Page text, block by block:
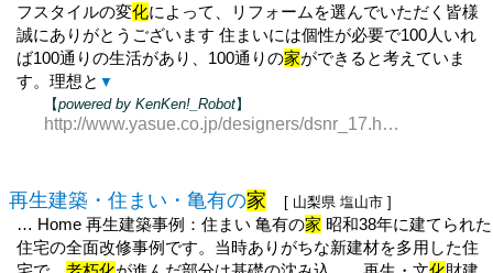
フスタイルの変化によって、リフォームを選んでいただく皆様
誠にありがとうございます 住まいには個性が必要で100人いれ
ば100通りの生活があり、100通りの家ができると考えていま
す。理想と ▼
【powered by KenKen!_Robot】
http://www.yasue.co.jp/designers/dsnr_17.html
再生建築・住まい・亀有の家 [ 山梨県 塩山市 ]
… Home 再生建築事例：住まい 亀有の家 昭和38年に建てられた
住宅の全面改修事例です。当時ありがちな新建材を多用した住